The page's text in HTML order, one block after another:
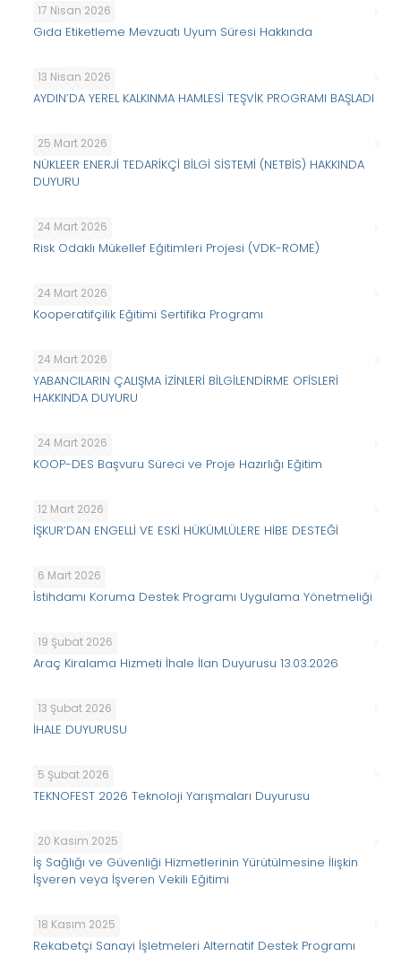
17 Nisan 2026
Gıda Etiketleme Mevzuatı Uyum Süresi Hakkında
13 Nisan 2026
AYDIN’DA YEREL KALKINMA HAMLESİ TEŞVİK PROGRAMI BAŞLADI
25 Mart 2026
NÜKLEER ENERJİ TEDARİKÇİ BİLGİ SİSTEMİ (NETBİS) HAKKINDA
DUYURU
24 Mart 2026
Risk Odaklı Mükellef Eğitimleri Projesi (VDK-ROME)
24 Mart 2026
Kooperatifçilik Eğitimi Sertifika Programı
24 Mart 2026
YABANCILARIN ÇALIŞMA İZİNLERİ BİLGİLENDİRME OFİSLERİ
HAKKINDA DUYURU
24 Mart 2026
KOOP-DES Başvuru Süreci ve Proje Hazırlığı Eğitim
12 Mart 2026
İŞKUR’DAN ENGELLİ VE ESKİ HÜKÜMLÜLERE HİBE DESTEĞİ
6 Mart 2026
İstihdamı Koruma Destek Programı Uygulama Yönetmeliği
19 Şubat 2026
Araç Kiralama Hizmeti İhale İlan Duyurusu 13.03.2026
13 Şubat 2026
İHALE DUYURUSU
5 Şubat 2026
TEKNOFEST 2026 Teknoloji Yarışmaları Duyurusu
20 Kasım 2025
İş Sağlığı ve Güvenliği Hizmetlerinin Yürütülmesine İlişkin
İşveren veya İşveren Vekili Eğitimi
18 Kasım 2025
Rekabetçi Sanayi İşletmeleri Alternatif Destek Programı